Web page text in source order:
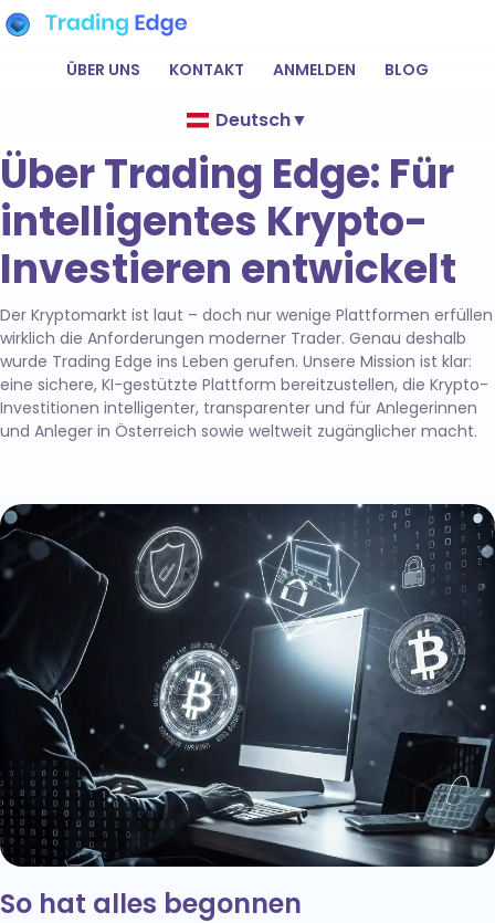
ÜBER UNS KONTAKT ANMELDEN BLOG
Deutsch▼
Über Trading Edge: Für
intelligentes Krypto-
Investieren entwickelt
Der Kryptomarkt ist laut – doch nur wenige Plattformen erfüllen
wirklich die Anforderungen moderner Trader. Genau deshalb
wurde Trading Edge ins Leben gerufen. Unsere Mission ist klar:
eine sichere, KI-gestützte Plattform bereitzustellen, die Krypto-
Investitionen intelligenter, transparenter und für Anlegerinnen
und Anleger in Österreich sowie weltweit zugänglicher macht.
So hat alles begonnen